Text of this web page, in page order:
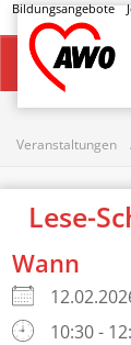
Bildungsangebote
Startseite
Veranstaltungen
Lese-
Wann
10:30 -